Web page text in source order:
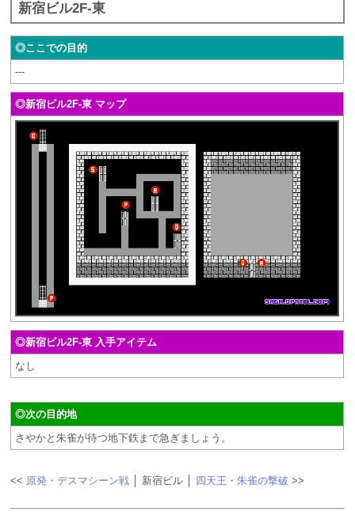
新宿ビル2F-東
◎ここでの目的
---
◎新宿ビル2F-東 マップ
◎新宿ビル2F-東 入手アイテム
なし
◎次の目的地
さやかと朱雀が待つ地下鉄まで急ぎましょう。
<< 原発・デスマシーン戦 │ 新宿ビル │ 四天王・朱雀の撃破 >>